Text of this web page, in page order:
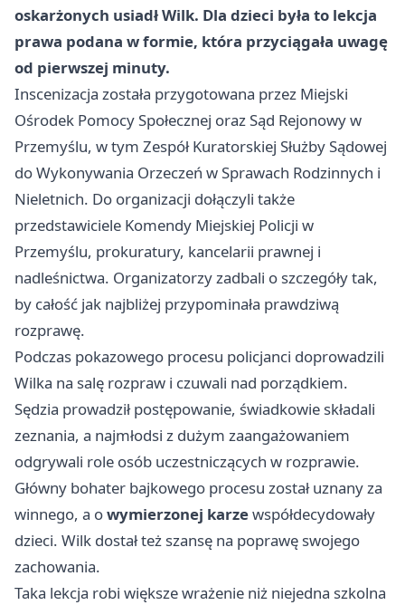
oskarżonych usiadł Wilk. Dla dzieci była to lekcja
prawa podana w formie, która przyciągała uwagę
od pierwszej minuty.
Inscenizacja została przygotowana przez Miejski
Ośrodek Pomocy Społecznej oraz Sąd Rejonowy w
Przemyślu, w tym Zespół Kuratorskiej Służby Sądowej
do Wykonywania Orzeczeń w Sprawach Rodzinnych i
Nieletnich. Do organizacji dołączyli także
przedstawiciele Komendy Miejskiej Policji w
Przemyślu, prokuratury, kancelarii prawnej i
nadleśnictwa. Organizatorzy zadbali o szczegóły tak,
by całość jak najbliżej przypominała prawdziwą
rozprawę.
Podczas pokazowego procesu policjanci doprowadzili
Wilka na salę rozpraw i czuwali nad porządkiem.
Sędzia prowadził postępowanie, świadkowie składali
zeznania, a najmłodsi z dużym zaangażowaniem
odgrywali role osób uczestniczących w rozprawie.
Główny bohater bajkowego procesu został uznany za
winnego, a owymierzonej karzewspółdecydowały
dzieci. Wilk dostał też szansę na poprawę swojego
zachowania.
Taka lekcja robi większe wrażenie niż niejedna szkolna